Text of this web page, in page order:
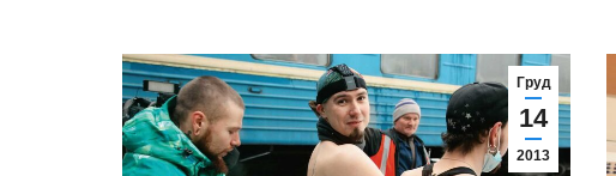
Груд
14
2013